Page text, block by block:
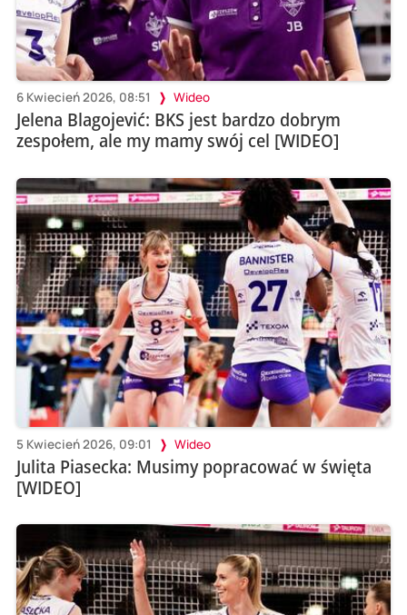
6 Kwiecień 2026, 08:51 Wideo
Jelena Blagojević: BKS jest bardzo dobrym
zespołem, ale my mamy swój cel [WIDEO]
5 Kwiecień 2026, 09:01 Wideo
Julita Piasecka: Musimy popracować w święta
[WIDEO]